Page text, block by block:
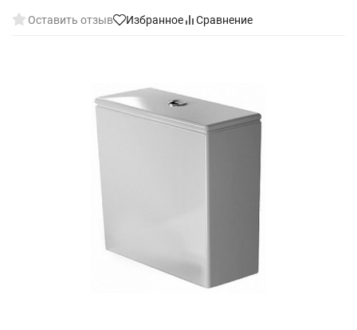
Оставить отзыв Избранное Сравнение